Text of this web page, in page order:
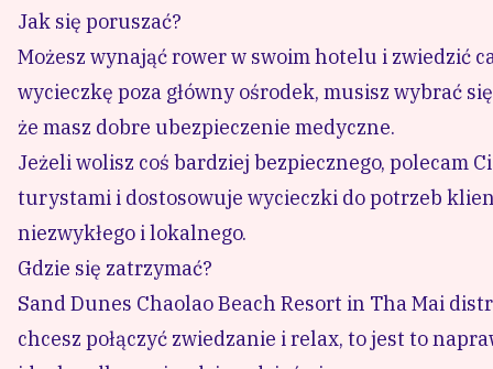
Jak się poruszać?
Możesz wynająć rower w swoim hotelu i zwiedzić
wycieczkę poza główny ośrodek, musisz wybrać
że masz dobre ubezpieczenie medyczne.
Jeżeli wolisz coś bardziej bezpiecznego, polecam
turystami i dostosowuje wycieczki do potrzeb
niezwykłego i lokalnego.
Gdzie się zatrzymać?
Sand Dunes Chaolao Beach Resort in Tha Mai
chcesz połączyć zwiedzanie i relax, to jest to